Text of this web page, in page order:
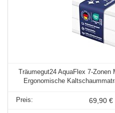
Träumegut24 AquaFlex 7-
Ergonomische
69,90 €